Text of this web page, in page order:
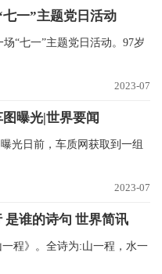
一”主题党日活动
“七一”主题党日活动。97岁
2023-07
曝光|世界要闻
光日前，车质网获取到一组
2023-07
是谁的诗句 世界简讯
程》。全诗为:山一程，水一